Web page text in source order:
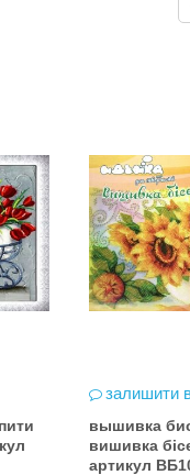
залишити
вышивка
вишивка
артикул